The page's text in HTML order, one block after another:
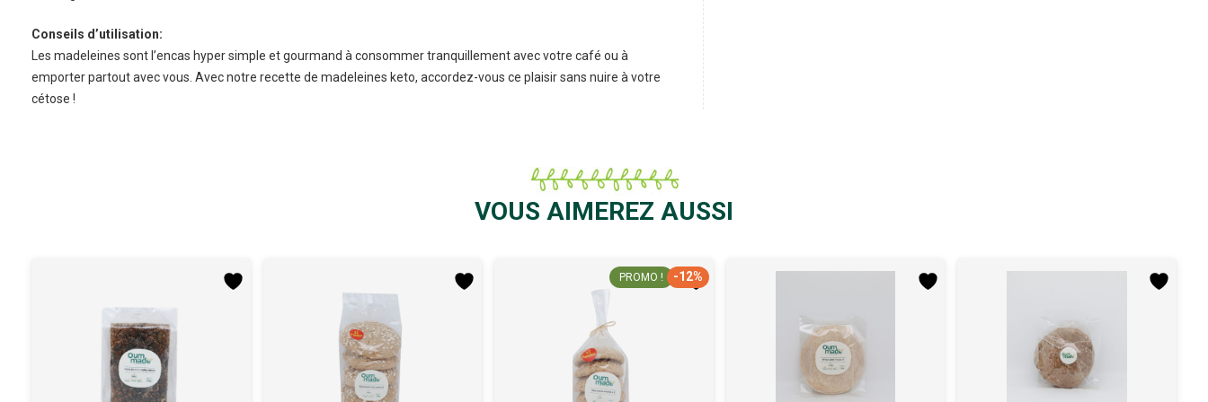
Conseils d’utilisation:
Les madeleines sont l’encas hyper simple et gourmand à consommer tranquillement avec votre café ou à
emporter partout avec vous. Avec notre recette de madeleines keto, accordez-vous ce plaisir sans nuire à votre
cétose !
VOUS AIMEREZ AUSSI
PROMO ! -12%